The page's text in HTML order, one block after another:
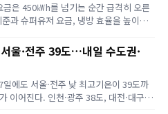
은 450㎾h를 넘기는 순간 급격히 오른
과 슈퍼유저 요금, 냉방 효율을 높이는
울·전주 39도…내일 수도권·
에도 서울·전주 낮 최고기온이 39도까
이어진다. 인천·광주 38도, 대전·대구